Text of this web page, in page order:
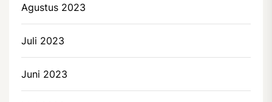
Agustus 2023
Juli 2023
Juni 2023